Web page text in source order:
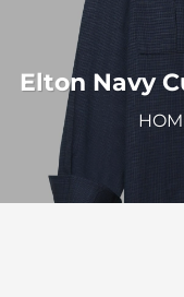
Elton Navy